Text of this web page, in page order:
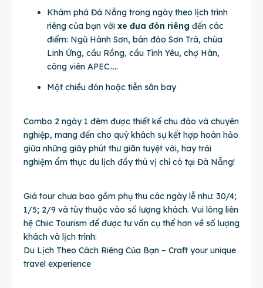
Khám phá Đà Nẵng trong ngày theo lịch trình
riêng của bạn với xe đưa đón riêng đến các
điểm: Ngũ Hành Sơn, bán đảo Sơn Trà, chùa
Linh Ứng, cầu Rồng, cầu Tình Yêu, chợ Hàn,
công viên APEC…..
Một chiều đón hoặc tiễn sân bay
Combo 2 ngày 1 đêm được thiết kế chu đáo và chuyên
nghiệp, mang đến cho quý khách sự kết hợp hoàn hảo
giữa những giây phút thư giãn tuyệt vời, hay trải
nghiệm ẩm thực du lịch đầy thú vị chỉ có tại Đà Nẵng!
Giá tour chưa bao gồm phụ thu các ngày lễ như: 30/4;
1/5; 2/9 và tùy thuộc vào số lượng khách. Vui lòng liên
hệ Chiic Tourism để được tư vấn cụ thể hơn về số lượng
khách và lịch trình:
Du Lịch Theo Cách Riêng Của Bạn – Craft your unique
travel experience